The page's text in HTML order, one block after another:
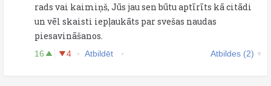
rads vai kaimiņš, Jūs jau sen būtu aptīrīts kā citādi
un vēl skaisti iepļaukāts par svešas naudas
piesavināšanos.
16 4 Atbildēt Atbildes (2)